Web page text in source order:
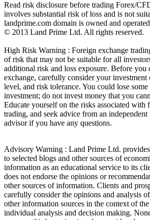
Read risk disclosure before trading Forex/
involves substantial risk of loss and is not
landprime.com domain is owned and
© 2013 Land Prime Ltd. All rights reserved.
High Risk Warning : Foreign exchange
of risk that may not be suitable for all
additional risk and loss exposure. Before you
exchange, carefully consider your investment
level, and risk tolerance. You could lose
investment; do not invest money that you
Educate yourself on the risks associated with
trading, and seek advice from an
advisor if you have any questions.
Advisory Warning : Land Prime Ltd.
to selected blogs and other sources of
information as an educational service to its
does not endorse the opinions or
other sources of information. Clients and
carefully consider the opinions and analysis
other information sources in the context of
individual analysis and decision making.